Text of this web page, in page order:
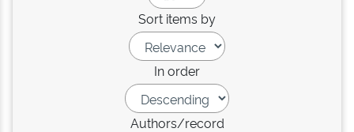
Sort items by
In order
Authors/record